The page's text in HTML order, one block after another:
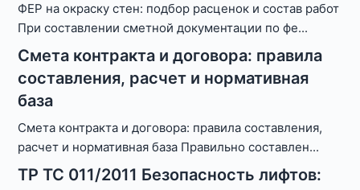
ФЕР на окраску стен: подбор расценок и состав работ
При составлении сметной документации по фе...
Смета контракта и договора: правила
составления, расчет и нормативная
база
Смета контракта и договора: правила составления,
расчет и нормативная база Правильно составлен...
ТР ТС 011/2011 Безопасность лифтов: